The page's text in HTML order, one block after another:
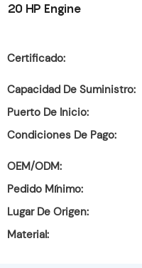
20 HP Engine
Certificado:
Capacidad De Suministro:
Puerto De Inicio:
Condiciones De Pago:
OEM/ODM:
Pedido Mínimo:
Lugar De Origen:
Material: